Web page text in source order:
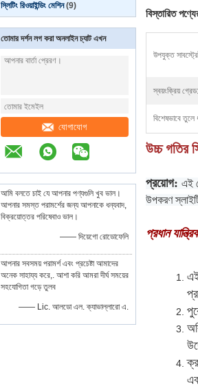
স্লিটিং রিওয়াইন্ডিং মেশিন (9)
তোমার দর্শন লগ করা অনলাইন চ্যাট এখন
যোগাযোগ
আমি বলতে চাই যে আপনার পণ্যগুলি খুব ভাল।
আপনার সমস্ত পরামর্শের জন্য আপনাকে ধন্যবাদ,
বিক্রয়োত্তর পরিষেবাও ভাল।
—— দিয়েগো রোডোফেলি
আপনার সবসময় পরামর্শ এবং প্রচেষ্টা আমাদের
অনেক সাহায্য করে,. আশা করি আমরা দীর্ঘ সময়ের
সহযোগিতা গড়ে তুলব
—— Lic. আলডো এল. ক্যাভাল্লারো এ.
বিস্তারিত
উপযুক্ত
স্বয়ংক্রিয় গ্রেড:
বিশেষভাবে তুলে
উচ্চ গতির
প্রয়োগ: এই
উপকরণ
প্রধান